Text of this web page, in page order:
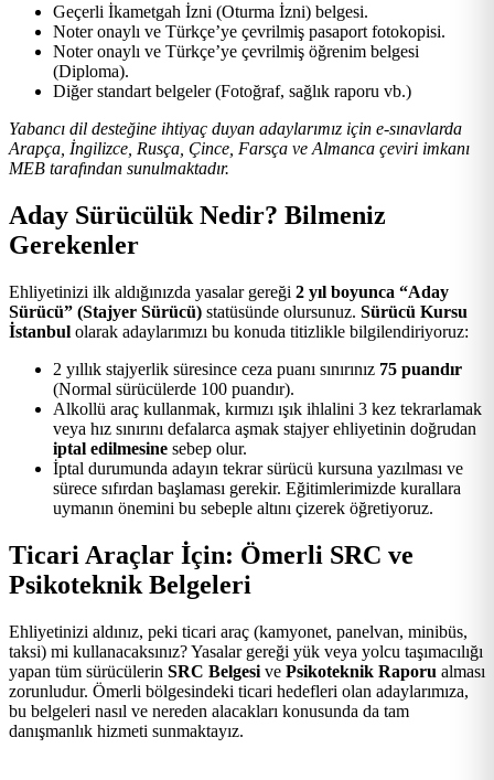
Geçerli İkametgah İzni (Oturma İzni) belgesi.
Noter onaylı ve Türkçe’ye çevrilmiş pasaport fotokopisi.
Noter onaylı ve Türkçe’ye çevrilmiş öğrenim belgesi
(Diploma).
Diğer standart belgeler (Fotoğraf, sağlık raporu vb.)
Yabancı dil desteğine ihtiyaç duyan adaylarımız için e-sınavlarda
Arapça, İngilizce, Rusça, Çince, Farsça ve Almanca çeviri imkanı
MEB tarafından sunulmaktadır.
Aday Sürücülük Nedir? Bilmeniz
Gerekenler
Ehliyetinizi ilk aldığınızda yasalar gereği 2 yıl boyunca “Aday
Sürücü” (Stajyer Sürücü) statüsünde olursunuz. Sürücü Kursu
İstanbul olarak adaylarımızı bu konuda titizlikle bilgilendiriyoruz:
2 yıllık stajyerlik süresince ceza puanı sınırınız 75 puandır
(Normal sürücülerde 100 puandır).
Alkollü araç kullanmak, kırmızı ışık ihlalini 3 kez tekrarlamak
veya hız sınırını defalarca aşmak stajyer ehliyetinin doğrudan
iptal edilmesine sebep olur.
İptal durumunda adayın tekrar sürücü kursuna yazılması ve
sürece sıfırdan başlaması gerekir. Eğitimlerimizde kurallara
uymanın önemini bu sebeple altını çizerek öğretiyoruz.
Ticari Araçlar İçin: Ömerli SRC ve
Psikoteknik Belgeleri
Ehliyetinizi aldınız, peki ticari araç (kamyonet, panelvan, minibüs,
taksi) mi kullanacaksınız? Yasalar gereği yük veya yolcu taşımacılığı
yapan tüm sürücülerin SRC Belgesi ve Psikoteknik Raporu alması
zorunludur. Ömerli bölgesindeki ticari hedefleri olan adaylarımıza,
bu belgeleri nasıl ve nereden alacakları konusunda da tam
danışmanlık hizmeti sunmaktayız.